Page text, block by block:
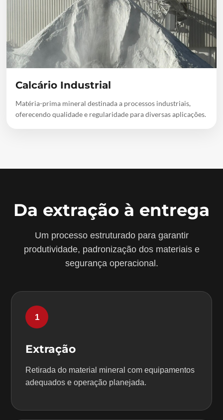
Calcário Industrial
Matéria-prima mineral destinada a processos industriais,
oferecendo qualidade e regularidade para diversas aplicações.
Da extração à entrega
Um processo estruturado para garantir
produtividade, padronização dos materiais e
segurança operacional.
1
Extração
Retirada do material mineral com equipamentos
adequados e operação planejada.